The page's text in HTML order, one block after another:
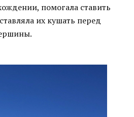
помогала ставить
их кушать перед